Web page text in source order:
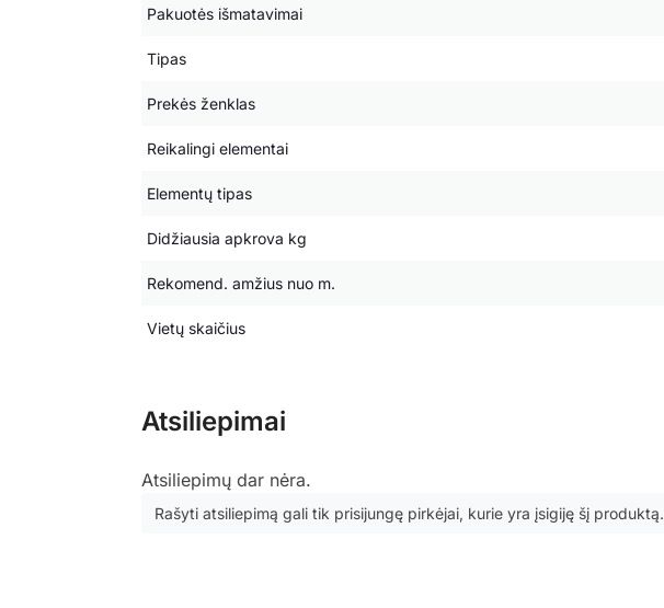
Pakuotės išmatavimai
Tipas
Prekės ženklas
Reikalingi elementai
Elementų tipas
Didžiausia apkrova kg
Rekomend. amžius nuo m.
Vietų skaičius
Atsiliepimai
Atsiliepimų dar nėra.
Rašyti atsiliepimą gali tik prisijungę pirkėjai, kurie yra įsigiję šį produktą.